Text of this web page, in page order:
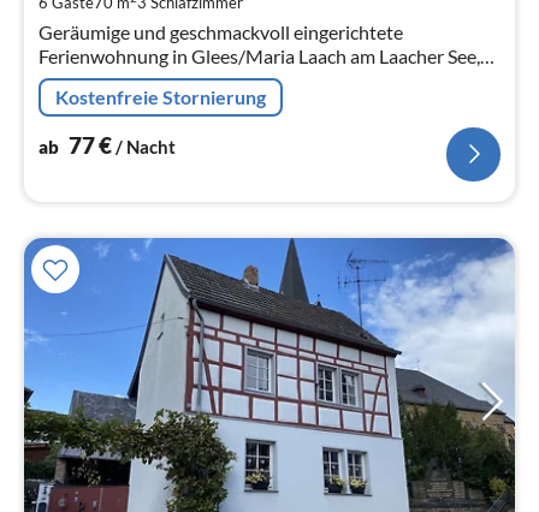
Geräumige und geschmackvoll eingerichtete
Ferienwohnung in Glees/Maria Laach am Laacher See,
bis 70 m² gross und für 2 bis 6 Personen geeignet.
Kostenfreie Stornierung
ab 77€/ Nacht